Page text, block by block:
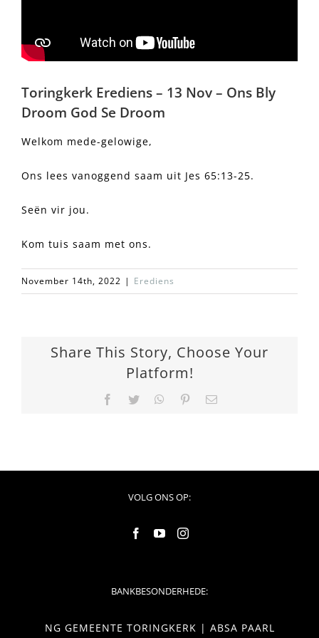
Toringkerk Erediens – 13 Nov – Ons Bly
Droom God Se Droom
Welkom mede-gelowige,
Ons lees vanoggend saam uit Jes 65:13-25.
Seën vir jou.
Kom tuis saam met ons.
November 14th, 2022 | Erediens
Share This Story, Choose Your
Platform!
Facebook
TwitterWhatsApp
PinterestEmail
VOLG ONS OP:
BANKBESONDERHEDE:
NG GEMEENTE TORINGKERK | ABSA PAARL